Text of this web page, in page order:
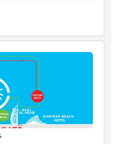
の75分間ガイド付きスピ
ザ・パームを一望
ために停車します
乗船体験
、午後3:00、午後5:00